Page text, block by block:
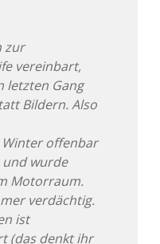
zur
vereinbart,
letzten Gang
Bildern. Also
offenbar
wurde
Motorraum.
verdächtig.
ist
(das denkt ihr